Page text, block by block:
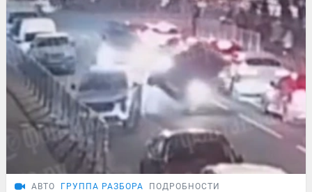
АВТО ГРУППА РАЗБОРА ПОДРОБНОСТИ